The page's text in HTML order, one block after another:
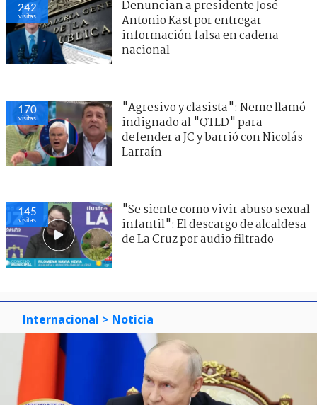
242
visitas
Denuncian a presidente José
Antonio Kast por entregar
información falsa en cadena
nacional
170
visitas
"Agresivo y clasista": Neme llamó
indignado al "QTLD" para
defender a JC y barrió con Nicolás
Larraín
145
visitas
"Se siente como vivir abuso sexual
infantil": El descargo de alcaldesa
de La Cruz por audio filtrado
Internacional > Noticia